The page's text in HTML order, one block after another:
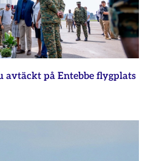
avtäckt på Entebbe flygplats